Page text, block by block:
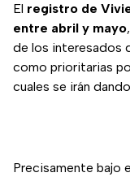
El registro de
entre abril y mayo
de los interesados
como prioritarias
cuales se irán
Precisamente bajo